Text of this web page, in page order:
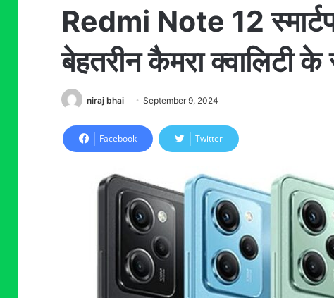
Redmi Note 12
बेहतरीन कैमरा क्वालिटी
niraj bhai September 9, 2024
Facebook Twitter